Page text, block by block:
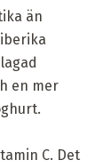
än
en mer
C. Det